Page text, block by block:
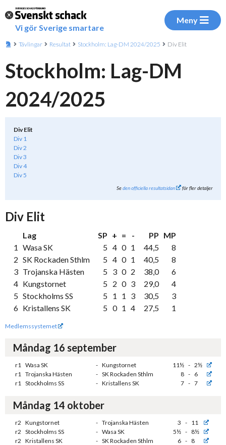
Vi gör Sverige smartare
Meny
Tävlingar Resultat Stockholm: Lag-DM 2024/2025 Div Elit
Stockholm: Lag-DM
2024/2025
Div Elit
Div 1
Div 2
Div 3
Div 4
Div 5
Seden officiella resultatsidan för fler detaljer
Div Elit
Lag SP + = - PP MP
1 Wasa SK 5 4 0 1 44,5
8
2 SK Rockaden Sthlm 5 4 0 1 40,5
8
3 Trojanska Hästen 5 3 0 2 38,0
6
4 Kungstornet 5 2 0 3 29,0
4
5 Stockholms SS 5 1 1 3 30,5
3
6 Kristallens SK 5 0 1 4 27,5 1
Medlemssystemet
Måndag 16 september
r1 Wasa SK - Kungstornet 11½ - 2½
r1 Trojanska Hästen - SK Rockaden Sthlm 8 - 6
r1 Stockholms SS - Kristallens SK 7 - 7
Måndag 14 oktober
r2 Kungstornet - Trojanska Hästen 3 - 11
r2 Stockholms SS - Wasa SK 5½ - 8½
r2 Kristallens SK - SK Rockaden Sthlm 6 - 8